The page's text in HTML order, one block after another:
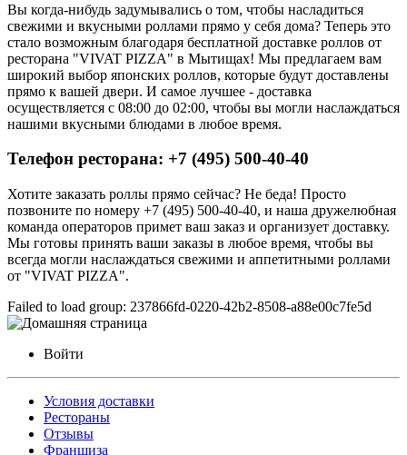
Вы когда-нибудь задумывались о том, чтобы насладиться
свежими и вкусными роллами прямо у себя дома? Теперь это
стало возможным благодаря бесплатной доставке роллов от
ресторана "VIVAT PIZZA" в Мытищах! Мы предлагаем вам
широкий выбор японских роллов, которые будут доставлены
прямо к вашей двери. И самое лучшее - доставка
осуществляется с 08:00 до 02:00, чтобы вы могли наслаждаться
нашими вкусными блюдами в любое время.
Телефон ресторана: +7 (495) 500-40-40
Хотите заказать роллы прямо сейчас? Не беда! Просто
позвоните по номеру +7 (495) 500-40-40, и наша дружелюбная
команда операторов примет ваш заказ и организует доставку.
Мы готовы принять ваши заказы в любое время, чтобы вы
всегда могли наслаждаться свежими и аппетитными роллами
от "VIVAT PIZZA".
Failed to load group: 237866fd-0220-42b2-8508-a88e00c7fe5d
Войти
Условия доставки
Рестораны
Отзывы
Франшиза